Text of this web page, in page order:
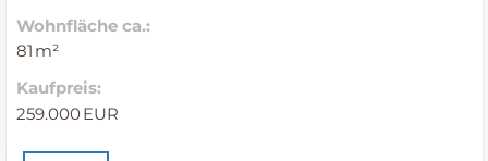
Wohnfläche ca.:
81 m²
Kaufpreis:
259.000 EUR